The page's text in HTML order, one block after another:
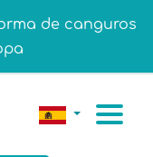
de canguros